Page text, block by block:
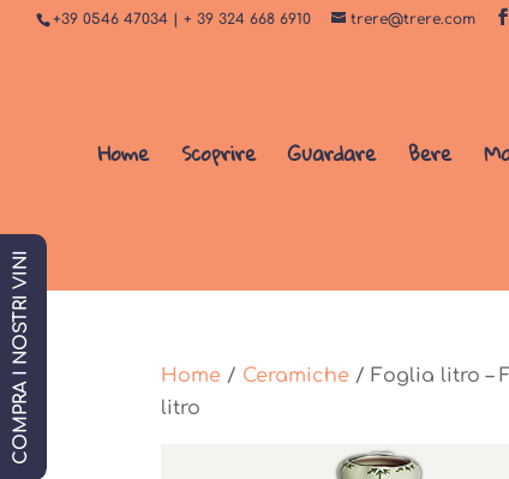
+39 0546 47034 | + 39 324 668 6910 trere@trere.com
Home Scoprire Guardare Bere
Home / Ceramiche / Foglia litro –
litro
COMPRA I NOSTRI VINI